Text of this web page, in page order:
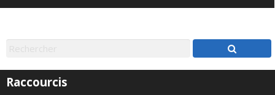
Raccourcis